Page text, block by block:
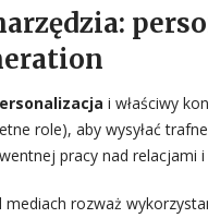
i właściwy
role), aby wysyłać
pracy nad
mediach rozważ